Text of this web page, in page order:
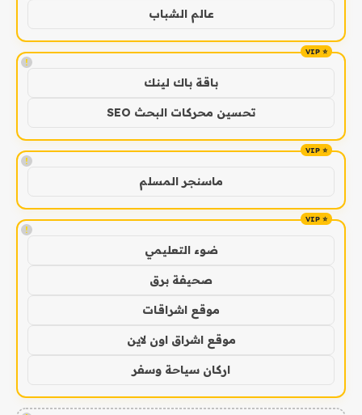
عالم الشباب
!
باقة باك لينك
تحسين محركات البحث SEO
!
ماسنجر المسلم
!
ضوء التعليمي
صحيفة برق
موقع اشراقات
موقع اشراق اون لاين
اركان سياحة وسفر